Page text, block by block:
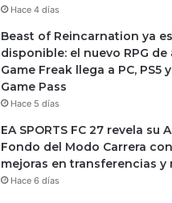
Hace 4 días
Beast of Reincarnation ya
disponible: el nuevo RPG
Game Freak llega a PC, PS5
Game Pass
Hace 5 días
EA SPORTS FC 27 revela su
Fondo del Modo Carrera
mejoras en transferencias y
Hace 6 días